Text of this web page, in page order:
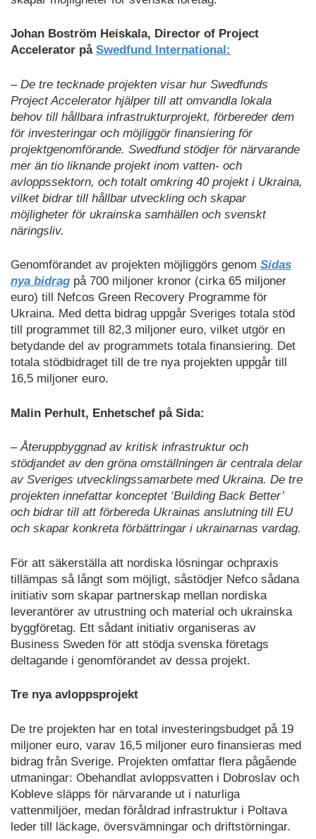
Johan Boström Heiskala, Director of Project
Accelerator på Swedfund International:
– De tre tecknade projekten visar hur Swedfunds
Project Accelerator hjälper till att omvandla lokala
behov till hållbara infrastrukturprojekt, förbereder dem
för investeringar och möjliggör finansiering för
projektgenomförande. Swedfund stödjer för närvarande
mer än tio liknande projekt inom vatten- och
avloppssektorn, och totalt omkring 40 projekt i Ukraina,
vilket bidrar till hållbar utveckling och skapar
möjligheter för ukrainska samhällen och svenskt
näringsliv.
Genomförandet av projekten möjliggörs genom Sidas
nya bidrag på 700 miljoner kronor (cirka 65 miljoner
euro) till Nefcos Green Recovery Programme för
Ukraina. Med detta bidrag uppgår Sveriges totala stöd
till programmet till 82,3 miljoner euro, vilket utgör en
betydande del av programmets totala finansiering. Det
totala stödbidraget till de tre nya projekten uppgår till
16,5 miljoner euro.
Malin Perhult, Enhetschef på Sida:
– Återuppbyggnad av kritisk infrastruktur och
stödjandet av den gröna omställningen är centrala delar
av Sveriges utvecklingssamarbete med Ukraina. De tre
projekten innefattar konceptet ‘Building Back Better’
och bidrar till att förbereda Ukrainas anslutning till EU
och skapar konkreta förbättringar i ukrainarnas vardag.
För att säkerställa att nordiska lösningar ochpraxis
tillämpas så långt som möjligt, såstödjer Nefco sådana
initiativ som skapar partnerskap mellan nordiska
leverantörer av utrustning och material och ukrainska
byggföretag. Ett sådant initiativ organiseras av
Business Sweden för att stödja svenska företags
deltagande i genomförandet av dessa projekt.
Tre nya avloppsprojekt
De tre projekten har en total investeringsbudget på 19
miljoner euro, varav 16,5 miljoner euro finansieras med
bidrag från Sverige. Projekten omfattar flera pågående
utmaningar: Obehandlat avloppsvatten i Dobroslav och
Kobleve släpps för närvarande ut i naturliga
vattenmiljöer, medan föråldrad infrastruktur i Poltava
leder till läckage, översvämningar och driftstörningar.